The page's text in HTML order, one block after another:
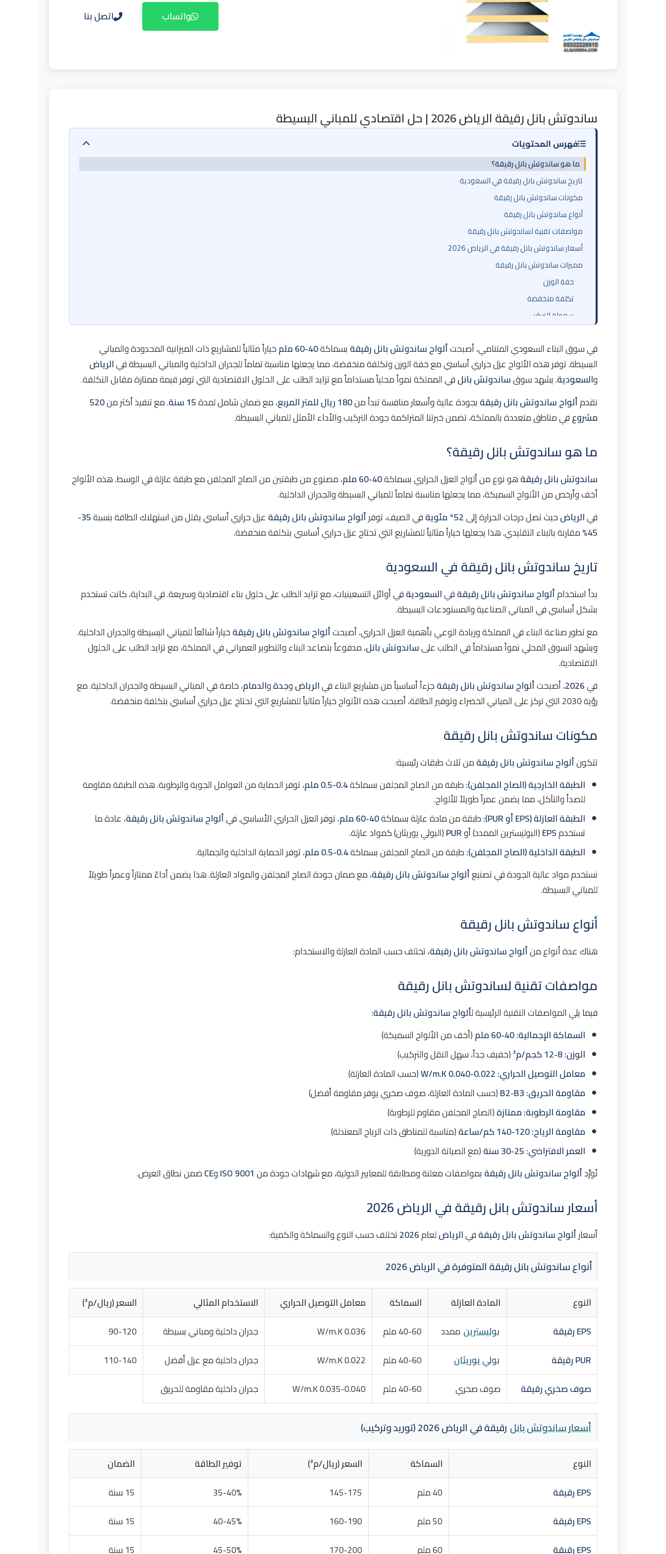
اتصل بنا واتساب
ساندوتش بانل رقيقة الرياض 2026 | حل اقتصادي للمباني البسيطة
فهرس المحتويات
ما هو ساندوتش بانل رقيقة؟
تاريخ ساندوتش بانل رقيقة في السعودية
مكونات ساندوتش بانل رقيقة
أنواع ساندوتش بانل رقيقة
مواصفات تقنية لساندوتش بانل رقيقة
أسعار ساندوتش بانل رقيقة في الرياض 2026
مميزات ساندوتش بانل رقيقة
خفة الوزن
تكلفة منخفضة
سهولة التركيب
خطوات تركيب ساندوتش بانل رقيقة
دراسات حالة: مشاريع ساندوتش بانل رقيقة منفذة
مشروع مستودع بسيط في الخرج
مشروع جدران داخلية في المنطقة الصناعية الثانية
مشروع مبنى بسيط في حي الملقا
عيوب ساندوتش بانل رقيقة وكيفية تجنبها
الحلول العملية
أسئلة شائعة حول ساندوتش بانل رقيقة
ما الفرق بين ساندوتش بانل رقيقة والسميكة؟
كم سعر تركيب ساندوتش بانل رقيقة في الرياض 2026؟
ما هي مدة ضمان ساندوتش بانل رقيقة؟
خاتمة: خبراء ساندوتش بانل رقيقة
في سوق البناء السعودي المتنامي، أصبحتألواح ساندوتش بانل رقيقة بسماكة40-60 ملم
خياراً مثالياً للمشاريع ذات الميزانية المحدودة والمباني
البسيطة. توفر هذه الألواح عزل حراري أساسي مع خفة الوزن وتكلفة منخفضة، مما يجعلها مناسبة تماماً للجدران الداخلية والمباني البسيطة فيالرياض
والسعودية. يشهد سوقساندوتش بانلفي المملكة نمواً محلياً مستداماً مع تزايد الطلب على الحلول الاقتصادية التي توفر قيمة ممتازة مقابل التكلفة.
نقدمألواح ساندوتش بانل رقيقة بجودة عالية وأسعار منافسة تبدأ من180 ريال للمتر المربع ، مع ضمان شامل لمدة15 سنة . مع تنفيذ أكثر من520
مشروعفي مناطق متعددة بالمملكة، تضمن خبرتنا المتراكمة جودة التركيب والأداء الأمثل للمباني البسيطة.
ما هو ساندوتش بانل رقيقة؟
ساندوتش بانل رقيقةهو نوع من ألواح العزل الحراري بسماكة40-60 ملم
، مصنوع من طبقتين من الصاج المجلفن مع طبقة عازلة في الوسط. هذه الألواح
أخف وأرخص من الألواح السميكة، مما يجعلها مناسبة تماماً للمباني البسيطة والجدران الداخلية.
فيالرياضحيث تصل درجات الحرارة إلى52° مئوية في الصيف، توفرألواح ساندوتش بانل رقيقة عزل حراري أساسي يقلل من استهلاك الطاقة بنسبة
35-
45% مقارنة بالبناء التقليدي. هذا يجعلها خياراً مثالياً للمشاريع التي تحتاج عزل حراري أساسي بتكلفة منخفضة.
تاريخ ساندوتش بانل رقيقة في السعودية
بدأ استخدامألواح ساندوتش بانل رقيقةفيالسعوديةفي أوائل التسعينيات، مع تزايد الطلب على حلول بناء اقتصادية وسريعة. في البداية، كانت تستخدم
بشكل أساسي في المباني الصناعية والمستودعات البسيطة.
مع تطور صناعة البناء في المملكة وزيادة الوعي بأهمية العزل الحراري، أصبحتألواح ساندوتش بانل رقيقةخياراً شائعاً للمباني البسيطة والجدران الداخلية.
ويشهد السوق المحلي نمواً مستداماً في الطلب علىساندوتش بانل، مدفوعاً بتصاعد البناء والتطوير العمراني في المملكة، مع تزايد الطلب على الحلول
الاقتصادية.
في2026، أصبحتألواح ساندوتش بانل رقيقةجزءاً أساسياً من مشاريع البناء فيالرياضوجدةوالدمام، خاصة في المباني البسيطة والجدران الداخلية. مع
رؤية 2030 التي تركز على المباني الخضراء وتوفير الطاقة، أصبحت هذه الألواح خياراً مثالياً للمشاريع التي تحتاج عزل حراري أساسي بتكلفة منخفضة.
مكونات ساندوتش بانل رقيقة
تتكونألواح ساندوتش بانل رقيقةمن ثلاث طبقات رئيسية:
الطبقة الخارجية (الصاج المجلفن):طبقة من الصاج المجلفن بسماكة0.4-0.5 ملم
، توفر الحماية من العوامل الجوية والرطوبة. هذه الطبقة مقاومة
للصدأ والتآكل، مما يضمن عمراً طويلاً للألواح.
الطبقة العازلة (EPS أو PUR):
طبقة من مادة عازلة بسماكة40-60 ملم ، توفر العزل الحراري الأساسي. فيألواح ساندوتش بانل رقيقة، عادة ما
تستخدمEPS(البوليسترين الممدد) أوPUR(البولي يوريثان) كمواد عازلة.
الطبقة الداخلية (الصاج المجلفن):طبقة من الصاج المجلفن بسماكة0.4-0.5 ملم
، توفر الحماية الداخلية والجمالية.
نستخدم مواد عالية الجودة في تصنيعألواح ساندوتش بانل رقيقة، مع ضمان جودة الصاج المجلفن والمواد العازلة. هذا يضمن أداءً ممتازاً وعمراً طويلاً
للمباني البسيطة.
أنواع ساندوتش بانل رقيقة
هناك عدة أنواع منألواح ساندوتش بانل رقيقة، تختلف حسب المادة العازلة والاستخدام:
مواصفات تقنية لساندوتش بانل رقيقة
فيما يلي المواصفات التقنية الرئيسية لألواح ساندوتش بانل رقيقة:
السماكة الإجمالية:40-60 ملم
(أخف من الألواح السميكة)
الوزن:8-12 كجم/م²
(خفيف جداً، سهل النقل والتركيب)
معامل التوصيل الحراري:0.022-0.040 W/m.K
(حسب المادة العازلة)
مقاومة الحريق:B2-B3(حسب المادة العازلة، صوف صخري يوفر مقاومة أفضل)
مقاومة الرطوبة:ممتازة(الصاج المجلفن مقاوم للرطوبة)
مقاومة الرياح:120-140 كم/ساعة
(مناسبة للمناطق ذات الرياح المعتدلة)
العمر الافتراضي:25-30 سنة
(مع الصيانة الدورية)
تُورَّدألواح ساندوتش بانل رقيقة بمواصفات معلنة ومطابقة للمعايير الدولية، مع شهادات جودة من ISO 9001وCEضمن نطاق العرض.
أسعار ساندوتش بانل رقيقة في الرياض 2026
أسعارألواح ساندوتش بانل رقيقةفيالرياضلعام2026تختلف حسب النوع والسماكة والكمية:
أنواع ساندوتش بانل رقيقة المتوفرة في الرياض 2026
النوع المادة العازلة السماكة معامل التوصيل الحراري الاستخدام المثالي
السعر (ريال/م²)
EPS رقيقة
بوليسترين ممدد 40-60 ملم 0.036 W/m.K جدران داخلية ومباني بسيطة
90-120
PUR رقيقة
بولي يوريثان 40-60 ملم 0.022 W/m.K جدران داخلية مع عزل أفضل
110-140
صوف صخري رقيقة
صوف صخري 40-60 ملم 0.035-0.040 W/m.K جدران داخلية مقاومة للحريق
أسعار ساندوتش بانل رقيقة في الرياض 2026 (توريد وتركيب)
النوع السماكة السعر (ريال/م²) توفير الطاقة
الضمان
EPS رقيقة
40 ملم 145-175
35-40%
15 سنة
EPS رقيقة
50 ملم 160-190
40-45%
15 سنة
EPS رقيقة
60 ملم 170-200
45-50% 15 سنة